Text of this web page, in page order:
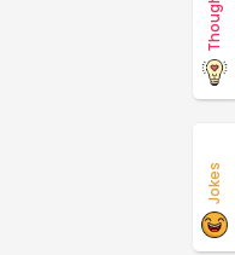
Jokes